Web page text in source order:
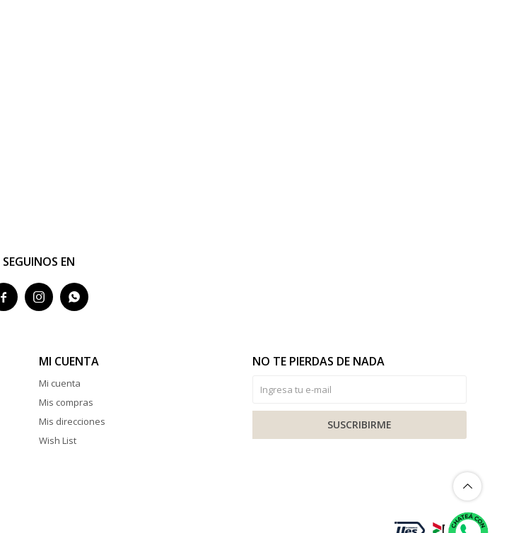
SEGUINOS EN
  
MI CUENTA
Mi cuenta
Mis compras
Mis direcciones
Wish List
NO TE PIERDAS DE NADA
SUSCRIBIRME